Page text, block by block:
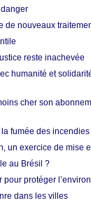
de nouveaux
reste inachevée
humanité et
cher son
fumée des incendies
un exercice de mise
au Brésil ?
pour protéger
dans les villes